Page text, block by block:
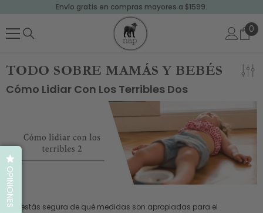
SALTAR AL CONTENIDO
Envío gratis en compras mayores a $1599.
00
TODO SOBRE MAMÁS Y BEBÉS
Cómo Lidiar Con Los Terribles Dos
¿No estás segura de qué medidas son apropiadas para el
OPINIONES